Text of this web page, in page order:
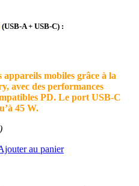
(USB-A + USB-C) :
mobiles grâce à la
avec des performances
PD. Le port USB-C
45 W.
au panier